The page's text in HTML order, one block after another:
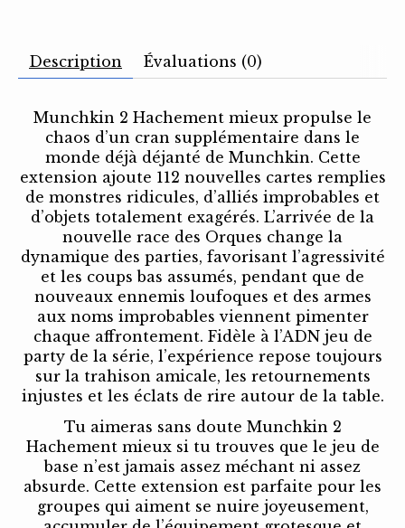
Description Évaluations (0)
Munchkin 2 Hachement mieux propulse le
chaos d’un cran supplémentaire dans le
monde déjà déjanté de Munchkin. Cette
extension ajoute 112 nouvelles cartes remplies
de monstres ridicules, d’alliés improbables et
d’objets totalement exagérés. L’arrivée de la
nouvelle race des Orques change la
dynamique des parties, favorisant l’agressivité
et les coups bas assumés, pendant que de
nouveaux ennemis loufoques et des armes
aux noms improbables viennent pimenter
chaque affrontement. Fidèle à l’ADN jeu de
party de la série, l’expérience repose toujours
sur la trahison amicale, les retournements
injustes et les éclats de rire autour de la table.
Tu aimeras sans doute Munchkin 2
Hachement mieux si tu trouves que le jeu de
base n’est jamais assez méchant ni assez
absurde. Cette extension est parfaite pour les
groupes qui aiment se nuire joyeusement,